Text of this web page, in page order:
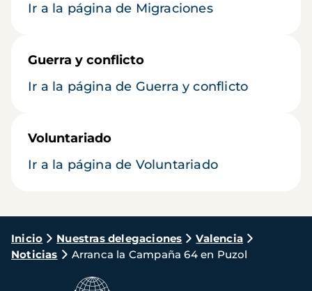
Ir a la página de Migraciones
Guerra y conflicto
Ir a la página de Guerra y conflicto
Voluntariado
Ir a la página de Voluntariado
Ruta
de
navegación
Inicio Nuestras delegaciones
Valencia
Noticias
Arranca la Campaña 64 en Puzol